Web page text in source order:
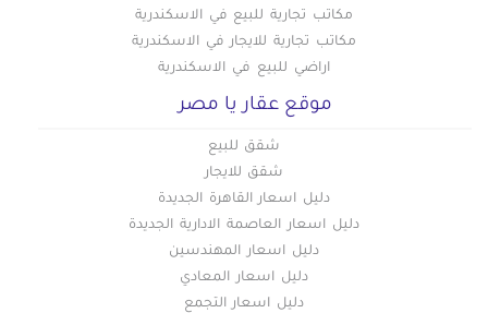
مكاتب تجارية للبيع في الاسكندرية
مكاتب تجارية للايجار في الاسكندرية
اراضي للبيع في الاسكندرية
موقع عقار يا مصر
شقق للبيع
شقق للايجار
دليل اسعار القاهرة الجديدة
دليل اسعار العاصمة الادارية الجديدة
دليل اسعار المهندسين
دليل اسعار المعادي
دليل اسعار التجمع